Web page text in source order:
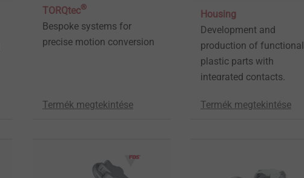
TORQtec®
Bespoke systems for
precise motion conversion
Termék megtekintése
Housing
Development and
production of functional
plastic parts with
integrated contacts.
Termék megtekintése